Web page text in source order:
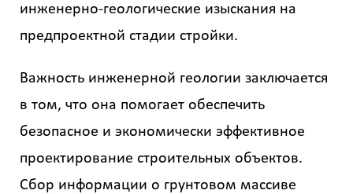
инженерно-геологические изыскания на
предпроектной стадии стройки.
Важность инженерной геологии заключается
в том, что она помогает обеспечить
безопасное и экономически эффективное
проектирование строительных объектов.
Сбор информации о грунтовом массиве